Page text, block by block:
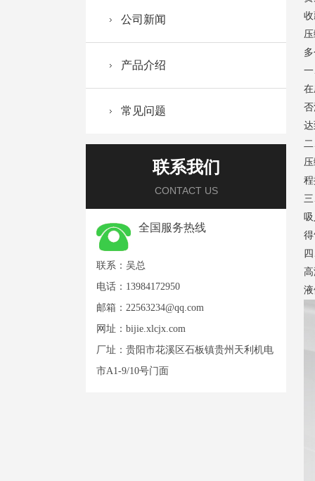
公司新闻
产品介绍
常见问题
联系我们
CONTACT US
全国服务热线
联系：吴总
电话：13984172950
邮箱： 22563234@qq.com
网址： bijie.xlcjx.com
厂址：贵阳市花溪区石板镇贵州天利机电
市A1-9/10号门面
收
达
程
得